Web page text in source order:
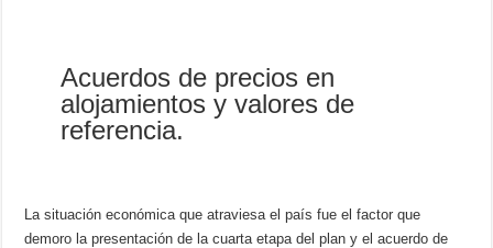
Acuerdos de precios en
alojamientos y valores de
referencia.
La situación económica que atraviesa el país fue el factor que
demoro la presentación de la cuarta etapa del plan y el acuerdo de